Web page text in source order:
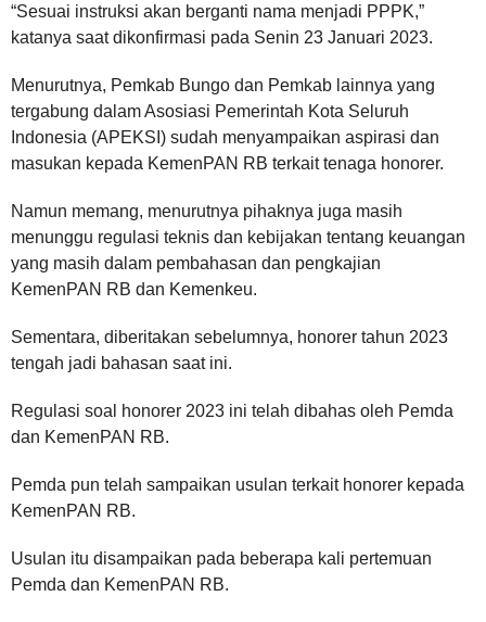
“Sesuai instruksi akan berganti nama menjadi PPPK,”
katanya saat dikonfirmasi pada Senin 23 Januari 2023.
Menurutnya, Pemkab Bungo dan Pemkab lainnya yang
tergabung dalam Asosiasi Pemerintah Kota Seluruh
Indonesia (APEKSI) sudah menyampaikan aspirasi dan
masukan kepada KemenPAN RB terkait tenaga honorer.
Namun memang, menurutnya pihaknya juga masih
menunggu regulasi teknis dan kebijakan tentang keuangan
yang masih dalam pembahasan dan pengkajian
KemenPAN RB dan Kemenkeu.
Sementara, diberitakan sebelumnya, honorer tahun 2023
tengah jadi bahasan saat ini.
Regulasi soal honorer 2023 ini telah dibahas oleh Pemda
dan KemenPAN RB.
Pemda pun telah sampaikan usulan terkait honorer kepada
KemenPAN RB.
Usulan itu disampaikan pada beberapa kali pertemuan
Pemda dan KemenPAN RB.